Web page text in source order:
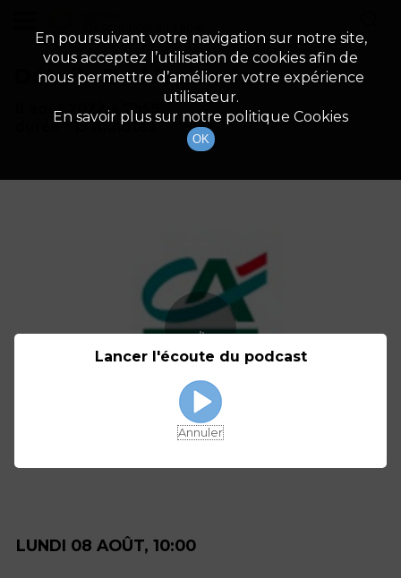
Détails De L'épisode
8 août 2022
à 7h59
durée : 15 minutes
LUNDI 08 AOÛT, 10:00
En poursuivant votre navigation sur notre site,
vous acceptez l’utilisation de cookies afin de
nous permettre d’améliorer votre expérience
utilisateur.
En savoir plus sur notre politique Cookies
OK
Lancer l'écoute du podcast
Annuler